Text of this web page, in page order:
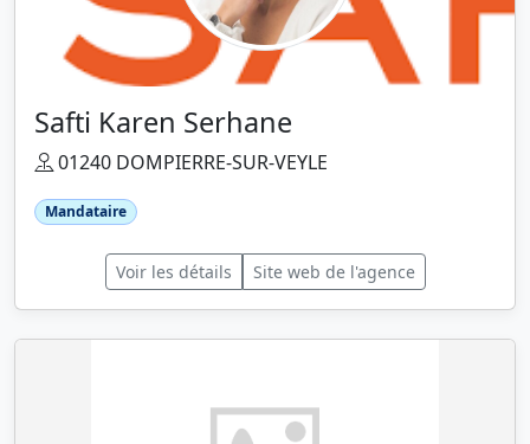
Safti Karen Serhane
01240 DOMPIERRE-SUR-VEYLE
Mandataire
Voir les détails Site web de l'agence